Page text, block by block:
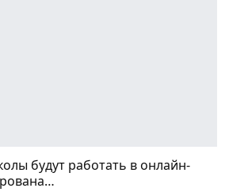
будут работать в онлайн-